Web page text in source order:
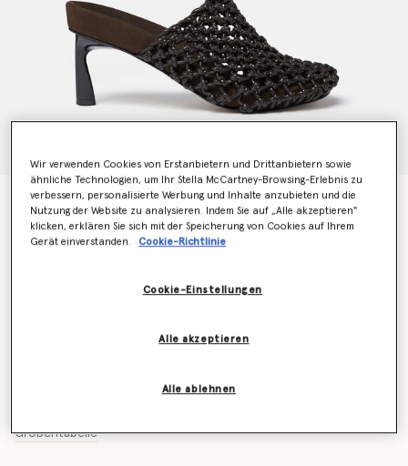
Terra Mules aus recyceltem geknotetem Netzstoff
Preis reduziert von
€995.00bis
€597.00
Wähle die Größe aus (Italian)
Größentabelle
Wir verwenden Cookies von Erstanbietern und Drittanbietern sowie
ähnliche Technologien, um Ihr Stella McCartney-Browsing-Erlebnis zu
verbessern, personalisierte Werbung und Inhalte anzubieten und die
Nutzung der Website zu analysieren. Indem Sie auf „Alle akzeptieren"
klicken, erklären Sie sich mit der Speicherung von Cookies auf Ihrem
Gerät einverstanden.
Cookie-Richtlinie
Cookie-Einstellungen
Alle ablehnen
Alle akzeptieren